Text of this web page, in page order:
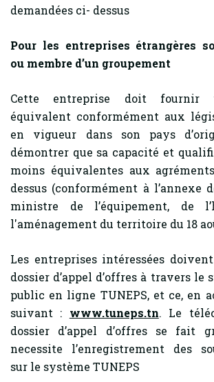
demandées ci- dessus
Pour les entreprises étrangères
ou membre d’un groupement
Cette entreprise doit fournir
équivalent conformément aux
en vigueur dans son pays
démontrer que sa capacité et
moins équivalentes aux
dessus (conformément à l’annexe
ministre de l’équipement, de
l'aménagement du territoire du 18
Les entreprises intéressées
dossier d’appel d’offres à travers le
public en ligne TUNEPS, et ce, en
suivant : www.tuneps.tn. Le
dossier d’appel d’offres se fait
necessite l’enregistrement des
sur le système TUNEPS